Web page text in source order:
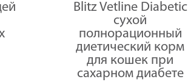
Blitz Vetline Diabetic
сухой
полнорационный
диетический корм
для кошек при
сахарном диабете